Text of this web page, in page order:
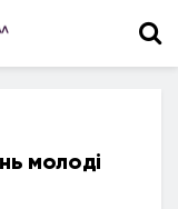
молоді